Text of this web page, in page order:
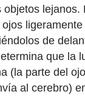
objetos lejanos.
de
que la
(la parte del
al cerebro)